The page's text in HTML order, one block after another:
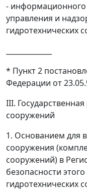
- информационного
управления и
гидротехнических
* Пункт 2
Федерации от
III.
сооружений
1. Основанием для
сооружения
сооружений) в
безопасности
гидротехнических